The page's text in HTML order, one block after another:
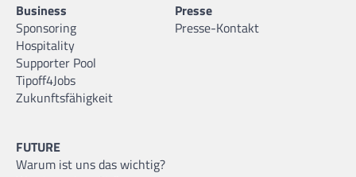
Business
Sponsoring
Hospitality
Supporter Pool
Tipoff4Jobs
Zukunftsfähigkeit
Presse
Presse-Kontakt
FUTURE
Warum ist uns das wichtig?